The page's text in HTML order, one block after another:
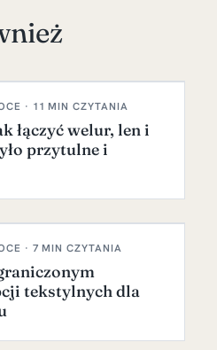
· 11 MIN CZYTANIA
łączyć welur, len i
przytulne i
· 7 MIN CZYTANIA
tekstylnych dla